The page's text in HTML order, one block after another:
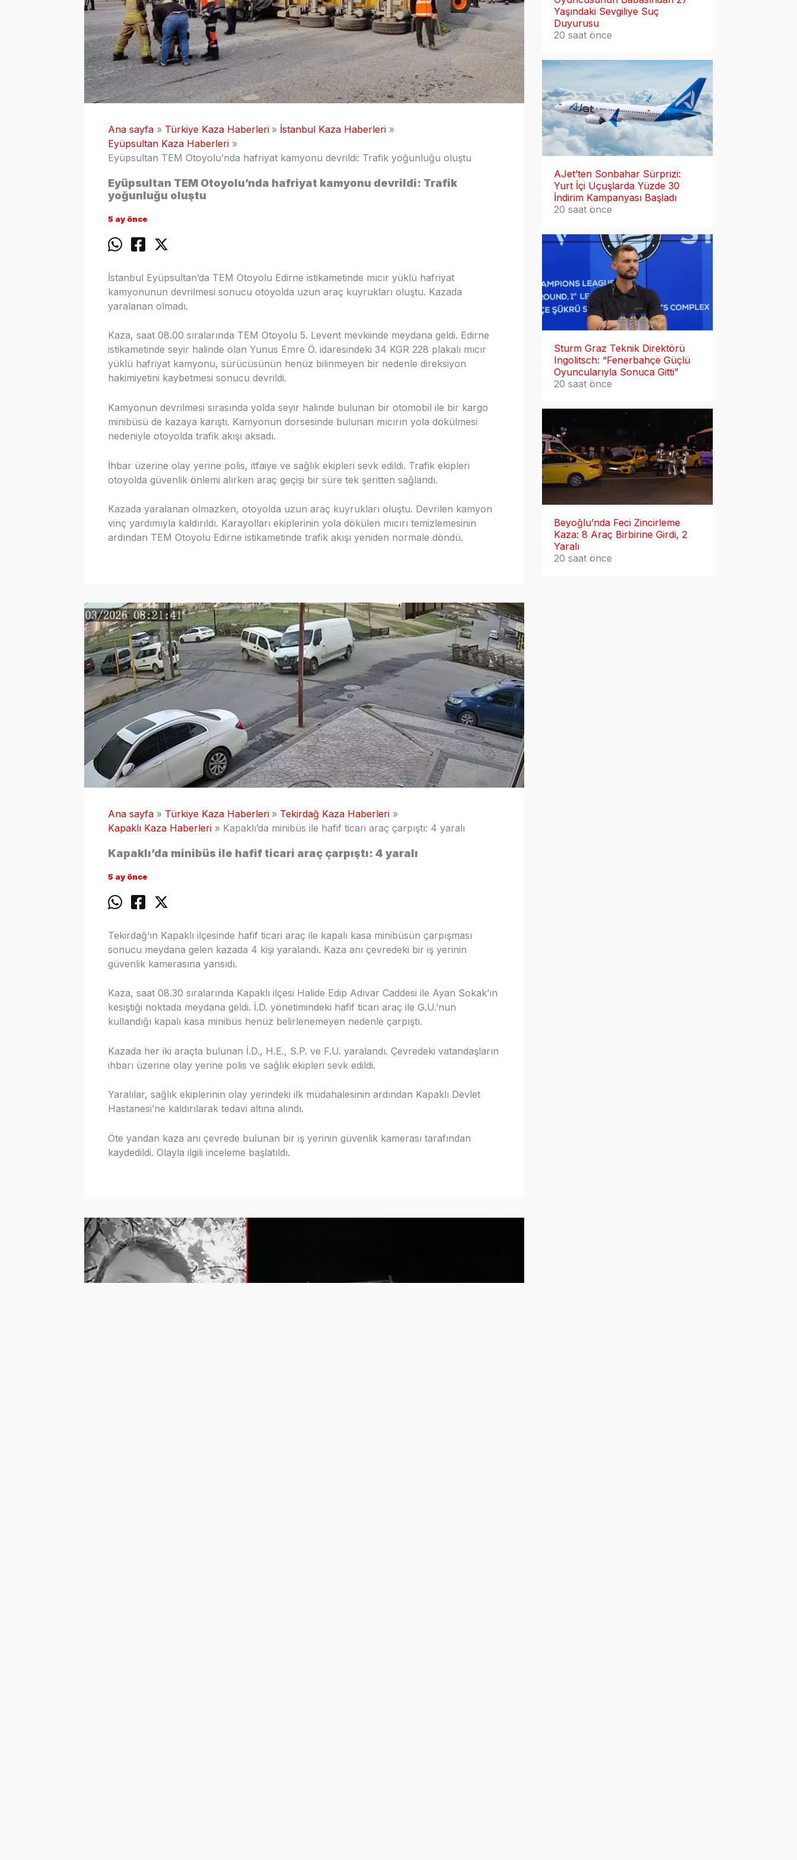
Ana sayfa Türkiye Kaza Haberleri
İstanbul Kaza Haberleri
Eyüpsultan Kaza Haberleri
Eyüpsultan TEM Otoyolu’nda hafriyat kamyonu devrildi: Trafik yoğunluğu oluştu
Eyüpsultan TEM Otoyolu’nda hafriyat kamyonu devrildi: Trafik
yoğunluğu oluştu
5 ay önce
İstanbul Eyüpsultan’da TEM Otoyolu Edirne istikametinde mıcır yüklü hafriyat
kamyonunun devrilmesi sonucu otoyolda uzun araç kuyrukları oluştu. Kazada
yaralanan olmadı.
Kaza, saat 08.00 sıralarında TEM Otoyolu 5. Levent mevkiinde meydana geldi. Edirne
istikametinde seyir halinde olan Yunus Emre Ö. idaresindeki 34 KGR 228 plakalı mıcır
yüklü hafriyat kamyonu, sürücüsünün henüz bilinmeyen bir nedenle direksiyon
hakimiyetini kaybetmesi sonucu devrildi.
Kamyonun devrilmesi sırasında yolda seyir halinde bulunan bir otomobil ile bir kargo
minibüsü de kazaya karıştı. Kamyonun dorsesinde bulunan mıcırın yola dökülmesi
nedeniyle otoyolda trafik akışı aksadı.
İhbar üzerine olay yerine polis, itfaiye ve sağlık ekipleri sevk edildi. Trafik ekipleri
otoyolda güvenlik önlemi alırken araç geçişi bir süre tek şeritten sağlandı.
Kazada yaralanan olmazken, otoyolda uzun araç kuyrukları oluştu. Devrilen kamyon
vinç yardımıyla kaldırıldı. Karayolları ekiplerinin yola dökülen mıcırı temizlemesinin
ardından TEM Otoyolu Edirne istikametinde trafik akışı yeniden normale döndü.
Ana sayfa Türkiye Kaza Haberleri
Tekirdağ Kaza Haberleri
Kapaklı Kaza Haberleri
Kapaklı’da minibüs ile hafif ticari araç çarpıştı: 4 yaralı
Kapaklı’da minibüs ile hafif ticari araç çarpıştı: 4 yaralı
5 ay önce
Tekirdağ’ın Kapaklı ilçesinde hafif ticari araç ile kapalı kasa minibüsün çarpışması
sonucu meydana gelen kazada 4 kişi yaralandı. Kaza anı çevredeki bir iş yerinin
güvenlik kamerasına yansıdı.
Kaza, saat 08.30 sıralarında Kapaklı ilçesi Halide Edip Adıvar Caddesi ile Ayan Sokak’ın
kesiştiği noktada meydana geldi. İ.D. yönetimindeki hafif ticari araç ile G.U.’nun
kullandığı kapalı kasa minibüs henüz belirlenemeyen nedenle çarpıştı.
Kazada her iki araçta bulunan İ.D., H.E., S.P. ve F.U. yaralandı. Çevredeki vatandaşların
ihbarı üzerine olay yerine polis ve sağlık ekipleri sevk edildi.
Yaralılar, sağlık ekiplerinin olay yerindeki ilk müdahalesinin ardından Kapaklı Devlet
Hastanesi’ne kaldırılarak tedavi altına alındı.
Öte yandan kaza anı çevrede bulunan bir iş yerinin güvenlik kamerası tarafından
kaydedildi. Olayla ilgili inceleme başlatıldı.
Yaşındaki Sevgiliye Suç
Duyurusu
20 saat önce
AJet’ten Sonbahar Sürprizi:
Yurt İçi Uçuşlarda Yüzde 30
İndirim Kampanyası Başladı
20 saat önce
Sturm Graz Teknik Direktörü
Ingolitsch: “Fenerbahçe Güçlü
Oyuncularıyla Sonuca Gitti”
20 saat önce
Beyoğlu’nda Feci Zincirleme
Kaza: 8 Araç Birbirine Girdi, 2
Yaralı
20 saat önce